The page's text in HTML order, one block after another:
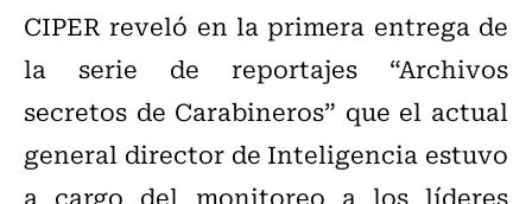
CIPER reveló en la primera entrega de
la serie de reportajes “Archivos
secretos de Carabineros” que el actual
general director de Inteligencia estuvo
a cargo del monitoreo a los líderes